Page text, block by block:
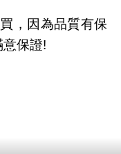
，因為品質有保
保證!